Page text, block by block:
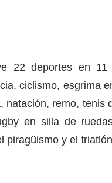
22 deportes en
ciclismo, esgrima
natación, remo, tenis
en silla de
piragüismo y el